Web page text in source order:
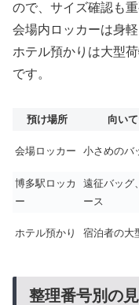
ので、サイズ確認も重
会場内ロッカーは身
ホテル預かりは大型
です。
預け場所 向い
会場ロッカー 小さめのバ
博多駅ロッカ
ー
遠征バッグ
ース
ホテル預かり 宿泊者の大
整理番号別の